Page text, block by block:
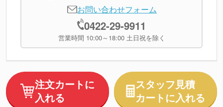
お問い合わせフォーム
0422-29-9911
営業時間 10:00～18:00 土日祝を除く
注文カートに
入れる
スタッフ見積
カートに入れる